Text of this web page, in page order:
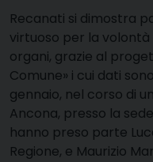
Recanati si dimostra
virtuoso per la volontà
organi, grazie al
Comune» i cui dati
gennaio, nel corso di
Ancona, presso la
hanno preso parte
Regione, e Maurizio